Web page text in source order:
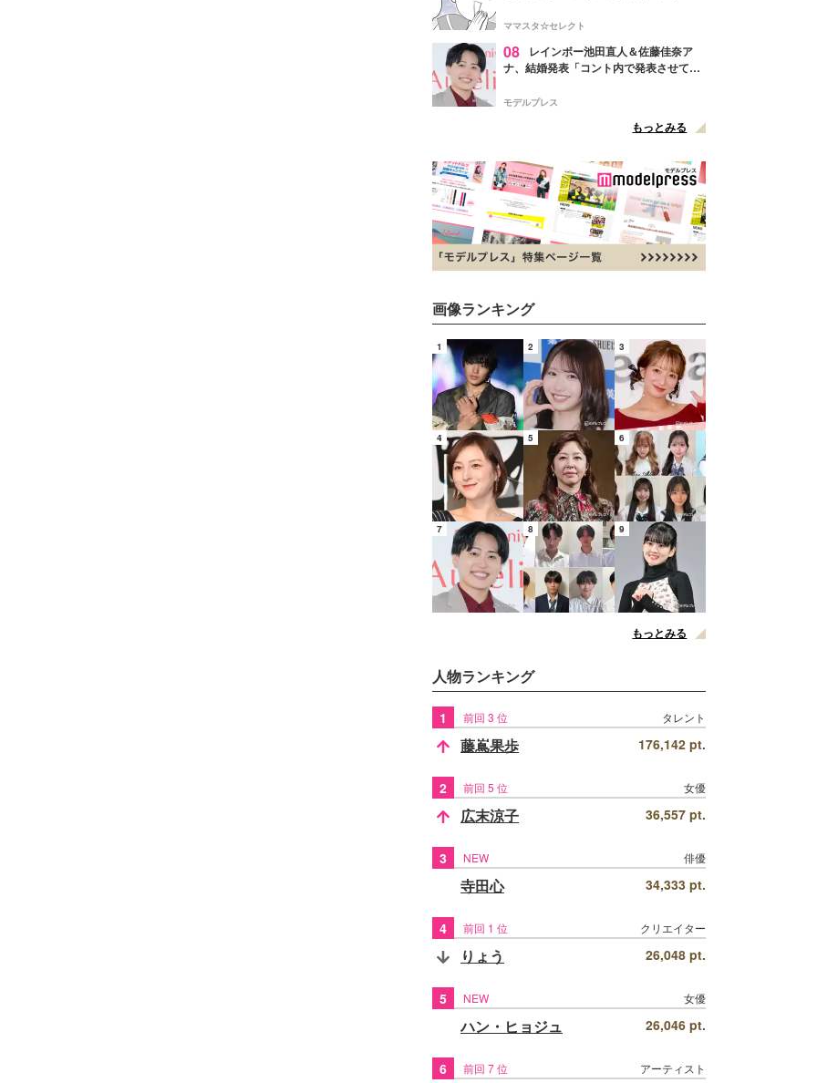
ママスタ☆セレクト
08
レインボー池田直人＆佐藤佳奈ア
ナ、結婚発表「コント内で発表させてい
点変更のため
モデルプレス
もっとみる
画像ランキング
1 2 3
4 5 6
7 8 9
もっとみる
人物ランキング
1 前回 3 位 タレント
藤嶌果歩 176,142 pt.
2 前回 5 位 女優
広末涼子 36,557 pt.
3 NEW 俳優
寺田心 34,333 pt.
4 前回 1 位 クリエイター
りょう 26,048 pt.
5 NEW 女優
ハン・ヒョジュ 26,046 pt.
6 前回 7 位 アーティスト